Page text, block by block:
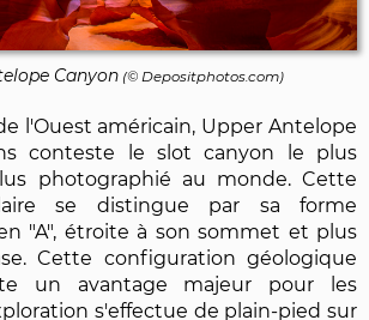
Canyon (© Depositphotos.com)
l'Ouest américain, Upper Antelope
conteste le slot canyon le plus
photographié au monde. Cette
se distingue par sa forme
"A", étroite à son sommet et plus
Cette configuration géologique
un avantage majeur pour les
s'effectue de plain-pied sur